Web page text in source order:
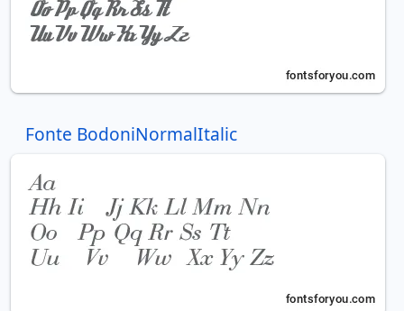
Fonte BodoniNormalItalic